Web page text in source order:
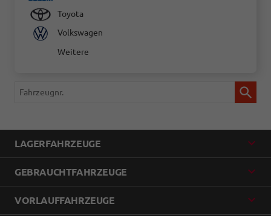
Toyota
Volkswagen
Weitere
Fahrzeugnr.
LAGERFAHRZEUGE
GEBRAUCHTFAHRZEUGE
VORLAUFFAHRZEUGE